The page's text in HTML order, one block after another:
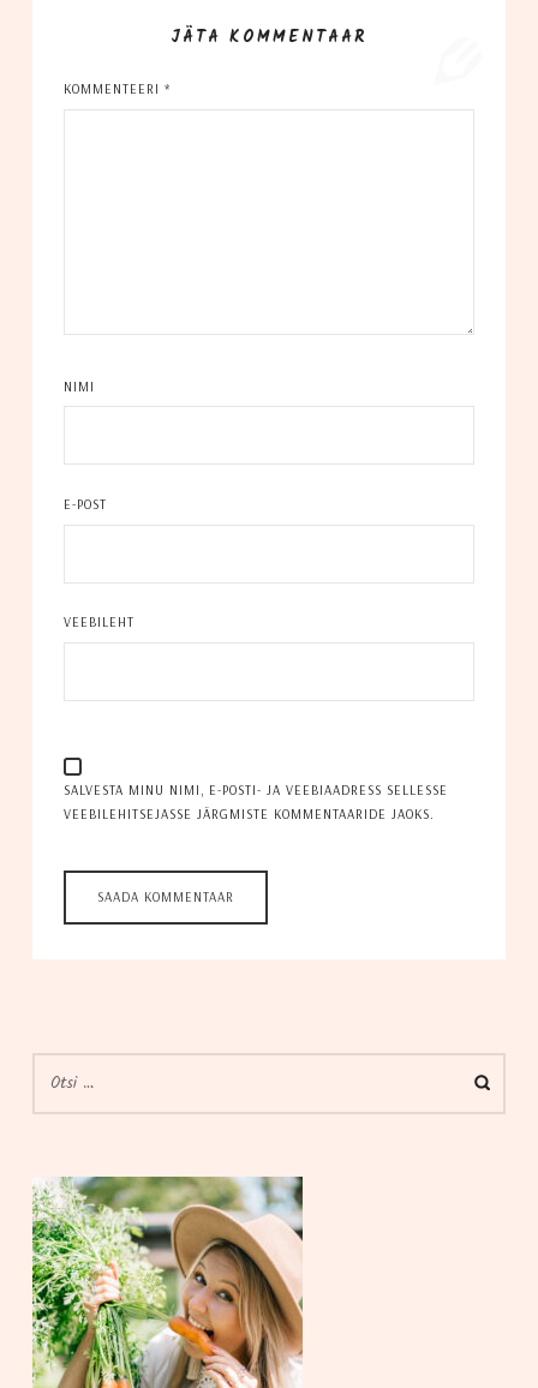
JÄTA KOMMENTAAR
KOMMENTEERI *
NIMI
E-POST
VEEBILEHT
SALVESTA MINU NIMI, E-POSTI- JA VEEBIAADRESS SELLESSE
VEEBILEHITSEJASSE JÄRGMISTE KOMMENTAARIDE JAOKS.